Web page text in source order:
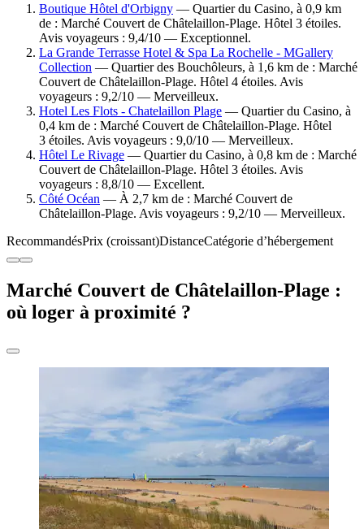
Boutique Hôtel d'Orbigny — Quartier du Casino, à 0,9 km
de : Marché Couvert de Châtelaillon-Plage. Hôtel 3 étoiles.
Avis voyageurs : 9,4/10 — Exceptionnel.
La Grande Terrasse Hotel & Spa La Rochelle - MGallery
Collection — Quartier des Bouchôleurs, à 1,6 km de : Marché
Couvert de Châtelaillon-Plage. Hôtel 4 étoiles. Avis
voyageurs : 9,2/10 — Merveilleux.
Hotel Les Flots - Chatelaillon Plage — Quartier du Casino, à
0,4 km de : Marché Couvert de Châtelaillon-Plage. Hôtel
3 étoiles. Avis voyageurs : 9,0/10 — Merveilleux.
Hôtel Le Rivage — Quartier du Casino, à 0,8 km de : Marché
Couvert de Châtelaillon-Plage. Hôtel 3 étoiles. Avis
voyageurs : 8,8/10 — Excellent.
Côté Océan — À 2,7 km de : Marché Couvert de
Châtelaillon-Plage. Avis voyageurs : 9,2/10 — Merveilleux.
RecommandésPrix (croissant)DistanceCatégorie d’hébergement
Marché Couvert de Châtelaillon-Plage :
où loger à proximité ?